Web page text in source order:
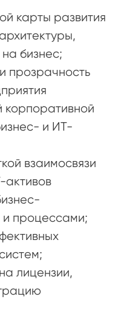
карты развития
бизнес;
прозрачность
корпоративной
и ИТ-
взаимосвязи
процессами;
лицензии,